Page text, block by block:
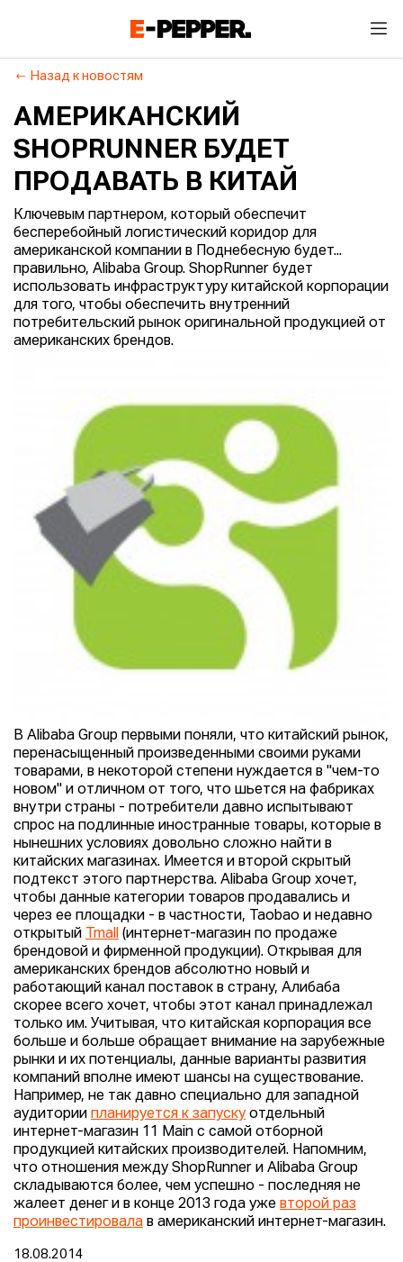
Назад к новостям
АМЕРИКАНСКИЙ
SHOPRUNNER БУДЕТ
ПРОДАВАТЬ В КИТАЙ
Ключевым партнером, который обеспечит
бесперебойный логистический коридор для
американской компании в Поднебесную будет...
правильно, Alibaba Group. ShopRunner будет
использовать инфраструктуру китайской корпорации
для того, чтобы обеспечить внутренний
потребительский рынок оригинальной продукцией от
американских брендов.
В Alibaba Group первыми поняли, что китайский рынок,
перенасыщенный произведенными своими руками
товарами, в некоторой степени нуждается в "чем-то
новом" и отличном от того, что шьется на фабриках
внутри страны - потребители давно испытывают
спрос на подлинные иностранные товары, которые в
нынешних условиях довольно сложно найти в
китайских магазинах. Имеется и второй скрытый
подтекст этого партнерства. Alibaba Group хочет,
чтобы данные категории товаров продавались и
через ее площадки - в частности, Taobao и недавно
открытый
Tmall
(интернет-магазин по продаже
брендовой и фирменной продукции). Открывая для
американских брендов абсолютно новый и
работающий канал поставок в страну, Алибаба
скорее всего хочет, чтобы этот канал принадлежал
только им. Учитывая, что китайская корпорация все
больше и больше обращает внимание на зарубежные
рынки и их потенциалы, данные варианты развития
компаний вполне имеют шансы на существование.
Например, не так давно специально для западной
аудитории планируется к запуску отдельный
интернет-магазин 11 Main с самой отборной
продукцией китайских производителей. Напомним,
что отношения между ShopRunner и Alibaba Group
складываются более, чем успешно - последняя не
жалеет денег и в конце 2013 года уже второй раз
проинвестировала в американский интернет-магазин.
18.08.2014